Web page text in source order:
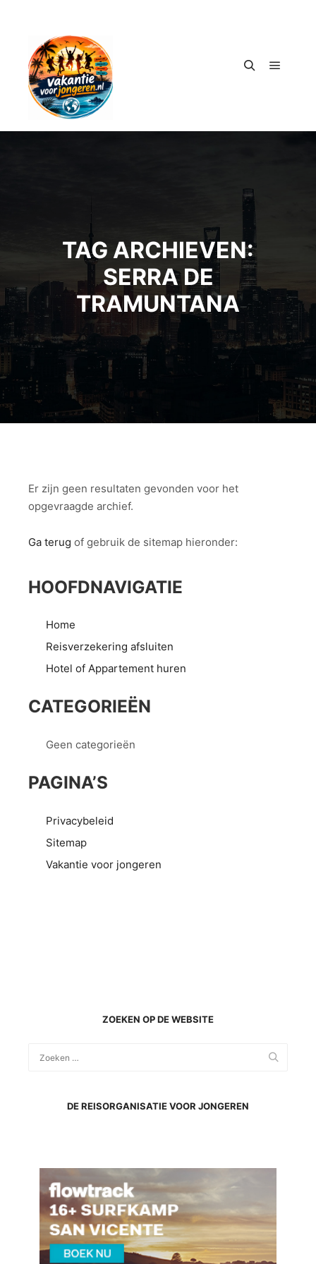
TAG ARCHIEVEN:
SERRA DE
TRAMUNTANA
Er zijn geen resultaten gevonden voor het
opgevraagde archief.
Ga terug of gebruik de sitemap hieronder:
HOOFDNAVIGATIE
Home
Reisverzekering afsluiten
Hotel of Appartement huren
CATEGORIEËN
Geen categorieën
PAGINA’S
Privacybeleid
Sitemap
Vakantie voor jongeren
ZOEKEN OP DE WEBSITE
DE REISORGANISATIE VOOR JONGEREN